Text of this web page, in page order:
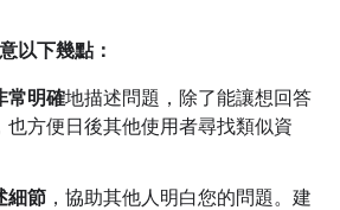
以下幾點：
常明確地描述問題，除了能讓想回答
也方便日後其他使用者尋找類似資
細節 ，協助其他人明白您的問題。建